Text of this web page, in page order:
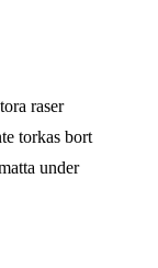
raser
torkas bort
under